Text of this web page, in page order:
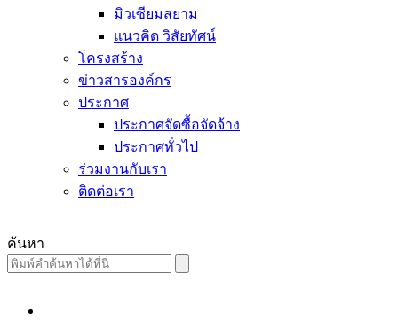
มิวเซียมสยาม
แนวคิด วิสัยทัศน์
โครงสร้าง
ข่าวสารองค์กร
ประกาศ
ประกาศจัดซื้อจัดจ้าง
ประกาศทั่วไป
ร่วมงานกับเรา
ติดต่อเรา
ค้นหา